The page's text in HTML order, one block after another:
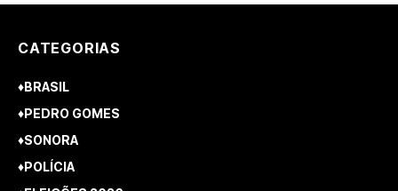
CATEGORIAS
♦BRASIL
♦PEDRO GOMES
♦SONORA
♦POLÍCIA